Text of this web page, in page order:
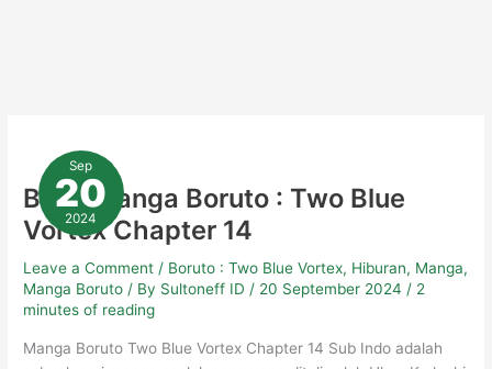
Sep
20
2024
Baca Manga Boruto : Two Blue
Vortex Chapter 14
Leave a Comment / Boruto : Two Blue Vortex, Hiburan, Manga,
Manga Boruto / By Sultoneff ID/ 20 September 2024/ 2
minutes of reading
Manga Boruto Two Blue Vortex Chapter 14 Sub Indo adalah
Manga
Boruto
Two
Blue
Vortex
Chapter